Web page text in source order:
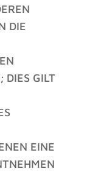
DIE
DIES GILT
EINE